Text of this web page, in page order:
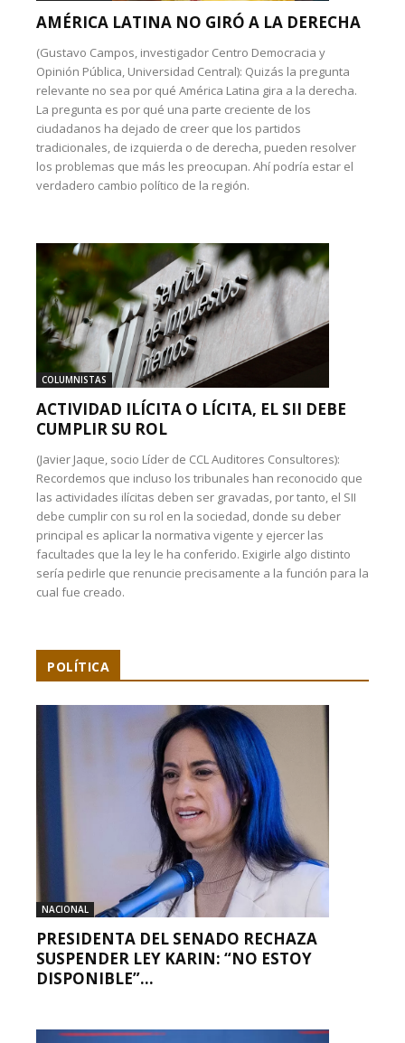
AMÉRICA LATINA NO GIRÓ A LA DERECHA
(Gustavo Campos, investigador Centro Democracia y
Opinión Pública, Universidad Central): Quizás la pregunta
relevante no sea por qué América Latina gira a la derecha.
La pregunta es por qué una parte creciente de los
ciudadanos ha dejado de creer que los partidos
tradicionales, de izquierda o de derecha, pueden resolver
los problemas que más les preocupan. Ahí podría estar el
verdadero cambio político de la región.
COLUMNISTAS
ACTIVIDAD ILÍCITA O LÍCITA, EL SII DEBE
CUMPLIR SU ROL
(Javier Jaque, socio Líder de CCL Auditores Consultores):
Recordemos que incluso los tribunales han reconocido que
las actividades ilícitas deben ser gravadas, por tanto, el SII
debe cumplir con su rol en la sociedad, donde su deber
principal es aplicar la normativa vigente y ejercer las
facultades que la ley le ha conferido. Exigirle algo distinto
sería pedirle que renuncie precisamente a la función para la
cual fue creado.
POLÍTICA
NACIONAL
PRESIDENTA DEL SENADO RECHAZA
SUSPENDER LEY KARIN: “NO ESTOY
DISPONIBLE”...